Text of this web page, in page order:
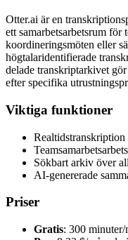
Otter.ai är en
ett samarbetsarbetsrum
koordineringsmöten eller
högtalaridentifierade
delade transkriptarkivet
efter specifika
Viktiga funktioner
Sökbart arkiv över
AI-genererade
Priser
Gratis: 300 minuter/